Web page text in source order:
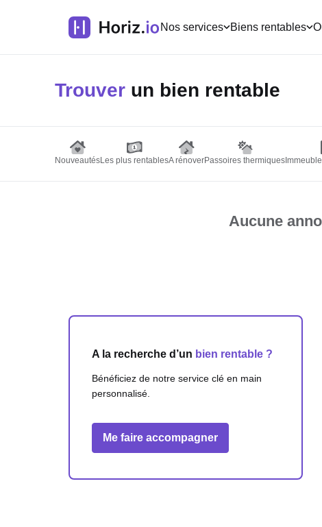
Nos services Biens rentables
Trouver un bien rentable
NouveautésLes plus rentablesA rénoverPassoires thermiques
Aucune
A la recherche d’un bien rentable ?
Bénéficiez de notre service clé en main
personnalisé.
Me faire accompagner